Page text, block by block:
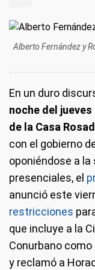
Alberto Fernández y
En un duro
noche del
de la Casa
con el gobierno
oponiéndose a
presenciales, el
anunció este
restricciones
que incluye a la
Conurbano
y reclamó a